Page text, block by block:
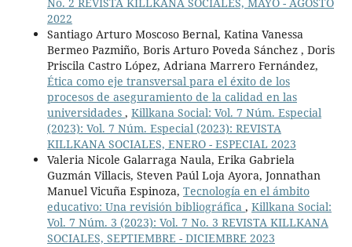
2022
Santiago Arturo Moscoso Bernal, Katina Vanessa
Bermeo Pazmiño, Boris Arturo Poveda Sánchez , Doris
Priscila Castro López, Adriana Marrero Fernández,
Ética como eje transversal para el éxito de los
procesos de aseguramiento de la calidad en las
universidades , Killkana Social: Vol. 7 Núm. Especial
(2023): Vol. 7 Núm. Especial (2023): REVISTA
KILLKANA SOCIALES, ENERO - ESPECIAL 2023
Valeria Nicole Galarraga Naula, Erika Gabriela
Guzmán Villacis, Steven Paúl Loja Ayora, Jonnathan
Manuel Vicuña Espinoza, Tecnología en el ámbito
educativo: Una revisión bibliográfica , Killkana Social:
Vol. 7 Núm. 3 (2023): Vol. 7 No. 3 REVISTA KILLKANA
SOCIALES, SEPTIEMBRE - DICIEMBRE 2023